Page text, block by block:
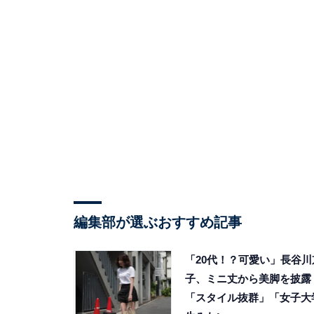
編集部が選ぶおすすめ記事
「20代！？可愛い」長谷
子、ミニ丈から美脚を披露
「スタイル抜群」「女子大